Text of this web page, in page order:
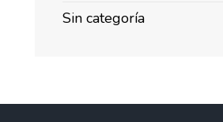
Sin categoría